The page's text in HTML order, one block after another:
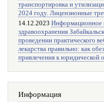
транспортировка и
2024 году. Лицензионные
14.12.2023 Информационное
здравоохранения
проведении практического
лекарства правильно: как
привлечения к юридической
Информация